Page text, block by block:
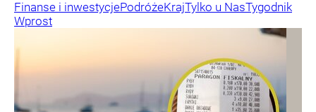
Finanse i inwestycjePodróżeKrajTylko u NasTygodnik
Wprost